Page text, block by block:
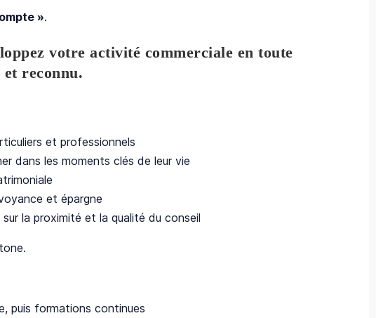
».
votre activité commerciale en toute
et reconnu.
et professionnels
dans les moments clés de leur vie
et épargne
la proximité et la qualité du conseil
puis formations continues